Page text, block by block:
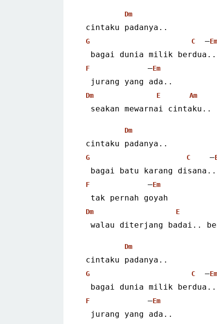
Dm
cintaku padanya..
G C
  –
Em
  bagai dunia milik berdua..
F
            –
Em
  jurang yang ada..
Dm E Am
  seakan mewarnai cintaku..
Dm
cintaku padanya..
G C
    –
  bagai batu karang disana..
F
            –
Em
  tak pernah goyah
Dm E
walau diterjang badai..
Dm
cintaku padanya..
G C
  –
Em
  bagai dunia milik berdua..
F
            –
Em
  jurang yang ada..